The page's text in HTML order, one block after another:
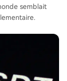
des Éta
l'USDT, acce
envers un
semblait